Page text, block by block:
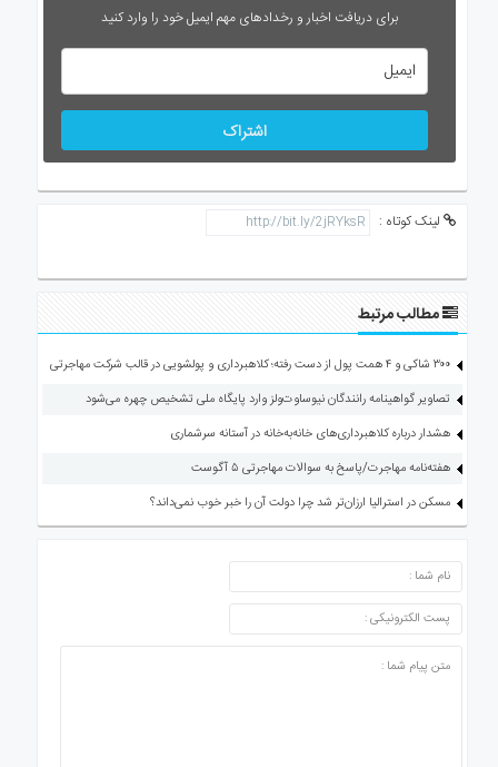
برای دریافت اخبار و رخدادهای مهم ایمیل خود را وارد کنید
اشتراک
لینک کوتاه :
مطالب مرتبط
۳۰۰ شاکی و ۴ همت پول از دست رفته؛ کلاهبرداری و پولشویی در قالب شرکت مهاجرتی
تصاویر گواهینامه رانندگان نیوساوت‌ولز وارد پایگاه ملی تشخیص چهره می‌شود
هشدار درباره کلاهبرداری‌های خانه‌به‌خانه در آستانه سرشماری
هفته‌نامه مهاجرت/پاسخ به سوالات مهاجرتی ۵ آگوست
مسکن در استرالیا ارزان‌تر شد چرا دولت آن را خبر خوب نمی‌داند؟
ارسال دیدگاه